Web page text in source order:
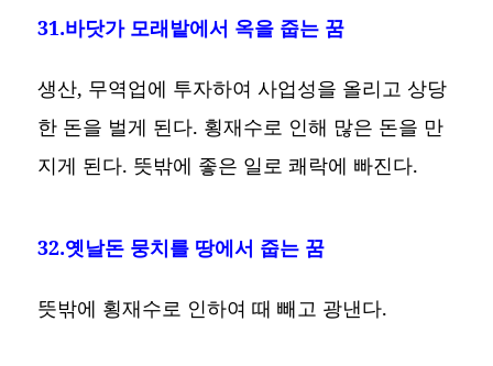
31.바닷가 모래밭에서 옥을 줍는 꿈
생산, 무역업에 투자하여 사업성을 올리고 상당
한 돈을 벌게 된다. 횡재수로 인해 많은 돈을 만
지게 된다. 뜻밖에 좋은 일로 쾌락에 빠진다.
32.옛날돈 뭉치를 땅에서 줍는 꿈
뜻밖에 횡재수로 인하여 때 빼고 광낸다.